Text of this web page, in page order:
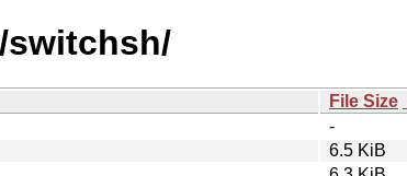
switchsh/
File Size
-
6.5 KiB